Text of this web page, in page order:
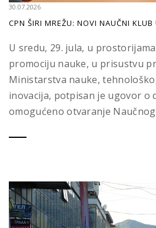
30.07.2026
CPN ŠIRI MREŽU: NOVI NAUČNI
U sredu, 29. jula, u
promociju nauke, u prisustvu
Ministarstva nauke,
inovacija, potpisan je ugovor o
omogućeno otvaranje Naučnog